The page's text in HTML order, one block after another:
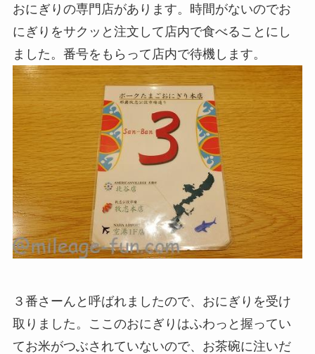
おにぎりの専門店があります。時間がないのでお
にぎりをサクッと注文して店内で食べることにし
ました。番号をもらって店内で待機します。
３番さーんと呼ばれましたので、おにぎりを受け
取りました。ここのおにぎりはふわっと握ってい
てお米がつぶされていないので、お茶碗に注いだ